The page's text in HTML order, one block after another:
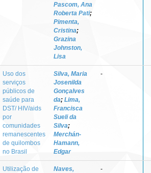
Pascom, Ana
Roberta Pati;
Pimenta,
Cristina;
Grazina
Johnston,
Lisa
Uso dos
serviços
públicos de
saúde para
DST/ HIV/aids
por
comunidades
remanescentes
de quilombos
no Brasil
Silva, Maria
Josenilda
Gonçalves
da; Lima,
Francisca
Sueli da
Silva;
Merchán-
Hamann,
Edgar
-
Utilização de
Naves,
-